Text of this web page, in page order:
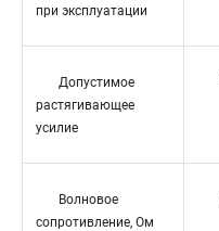
при эксплуатации
Допустимое
растягивающее
усилие
Волновое
сопротивление, Ом